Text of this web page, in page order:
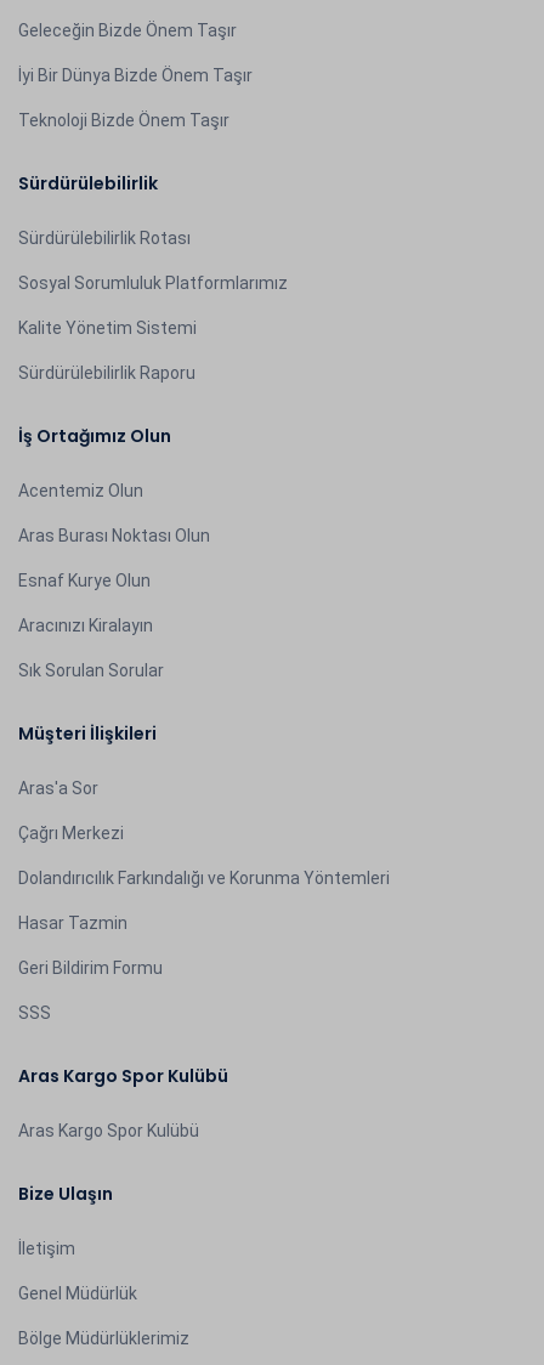
Geleceğin Bizde Önem Taşır
İyi Bir Dünya Bizde Önem Taşır
Teknoloji Bizde Önem Taşır
Sürdürülebilirlik
Sürdürülebilirlik Rotası
Sosyal Sorumluluk Platformlarımız
Kalite Yönetim Sistemi
Sürdürülebilirlik Raporu
İş Ortağımız Olun
Acentemiz Olun
Aras Burası Noktası Olun
Esnaf Kurye Olun
Aracınızı Kiralayın
Sık Sorulan Sorular
Müşteri İlişkileri
Aras'a Sor
Çağrı Merkezi
Dolandırıcılık Farkındalığı ve Korunma Yöntemleri
Hasar Tazmin
Geri Bildirim Formu
SSS
Aras Kargo Spor Kulübü
Aras Kargo Spor Kulübü
Bize Ulaşın
İletişim
Genel Müdürlük
Bölge Müdürlüklerimiz